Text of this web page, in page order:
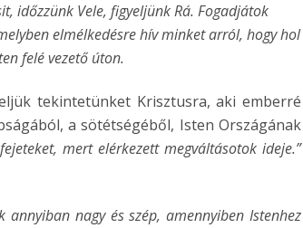
időzzünk Vele, figyeljünk Rá. Fogadjátok
elmélkedésre hív minket arról, hogy hol
felé vezető úton.
tekintetünket Krisztusra, aki emberré
a sötétségéből, Isten Országának
mert elérkezett megváltásotok ideje.”
annyiban nagy és szép, amennyiben Istenhez